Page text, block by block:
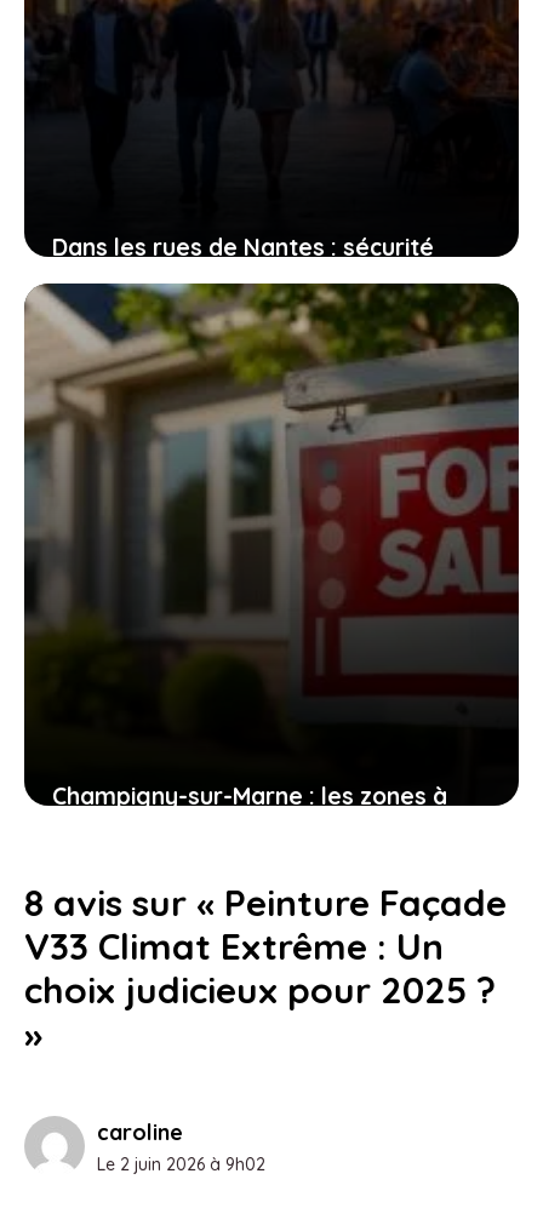
Dans les rues de Nantes : sécurité
perçue et réalités des quartiers
2 août 2026
Champigny-sur-Marne : les zones à
8 avis sur « Peinture Façade
V33 Climat Extrême : Un
choix judicieux pour 2025 ?
»
caroline
Le 2 juin 2026 à 9h02